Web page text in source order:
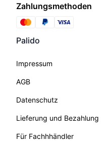
Zahlungsmethoden
Palido
Impressum
AGB
Datenschutz
Lieferung und Bezahlung
Für Fachhhändler